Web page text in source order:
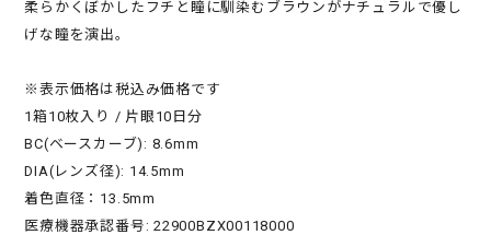
柔らかくぼかしたフチと瞳に馴染むブラウンがナチュラルで優し
げな瞳を演出。
※表示価格は税込み価格です
1箱10枚入り / 片眼10日分
BC(ベースカーブ): 8.6mm
DIA(レンズ径): 14.5mm
着色直径：13.5mm
医療機器承認番号: 22900BZX00118000